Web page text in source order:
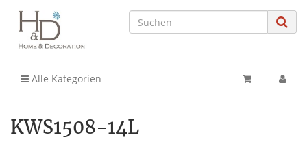
Alle Kategorien
KWS1508-14L